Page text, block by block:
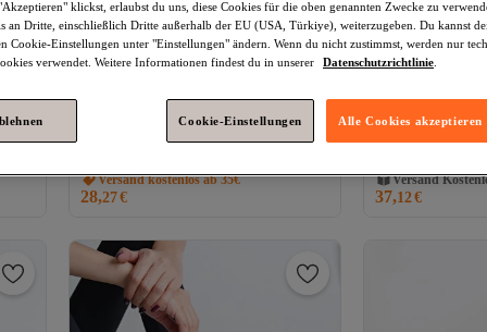
Capone Outfitters
Carroll Damen-
Hausschuhe mit dicker Sohle und
Versand kostenlos ab 35€
28,27€
Capone Outfitters
Hausschuhe mit
Versand
Versand
37,12€
klickst, erlaubst du uns, diese Cookies für die oben genannten Zwecke zu
an Dritte, einschließlich Dritte außerhalb der EU (USA, Türkiye), weiterzugeben. Du kannst
Cookie-Einstellungen unter "Einstellungen" ändern. Wenn du nicht zustimmst, werden nur
verwendet. Weitere Informationen findest du in unserer
Datenschutzrichtlinie
Cookie-Einstellungen Alle Cookies akzeptieren